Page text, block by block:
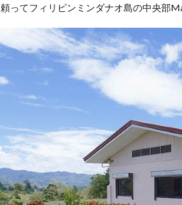
ってフィリピンミンダナオ島の中央部